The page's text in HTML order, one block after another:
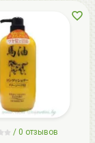
/ 0 отзывов